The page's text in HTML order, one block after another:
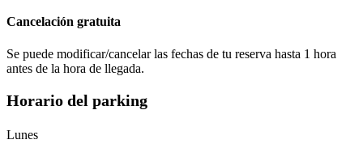
Cancelación gratuita
Se puede modificar/cancelar las fechas de tu reserva hasta 1 hora
antes de la hora de llegada.
Horario del parking
Lunes